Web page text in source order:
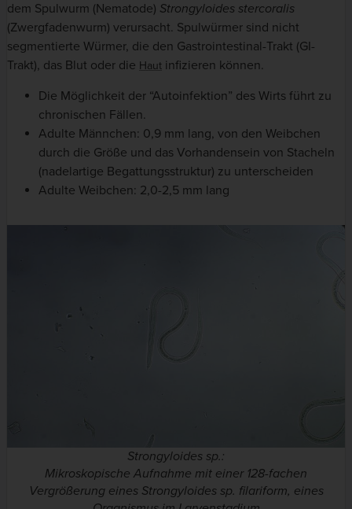
dem Spulwurm (Nematode) Strongyloides stercoralis
(Zwergfadenwurm) verursacht. Spulwürmer sind nicht
segmentierte Würmer, die den Gastrointestinal-Trakt (GI-
Trakt), das Blut oder die Haut infizieren können.
Die Möglichkeit der “Autoinfektion” des Wirts führt zu
chronischen Fällen.
Adulte Männchen: 0,9 mm lang, von den Weibchen
durch die Größe und das Vorhandensein von Stacheln
(nadelartige Begattungsstruktur) zu unterscheiden
Adulte Weibchen: 2,0-2,5 mm lang
Strongyloides sp.:
Mikroskopische Aufnahme mit einer 128-fachen
Vergrößerung eines Strongyloides sp. filariform, eines